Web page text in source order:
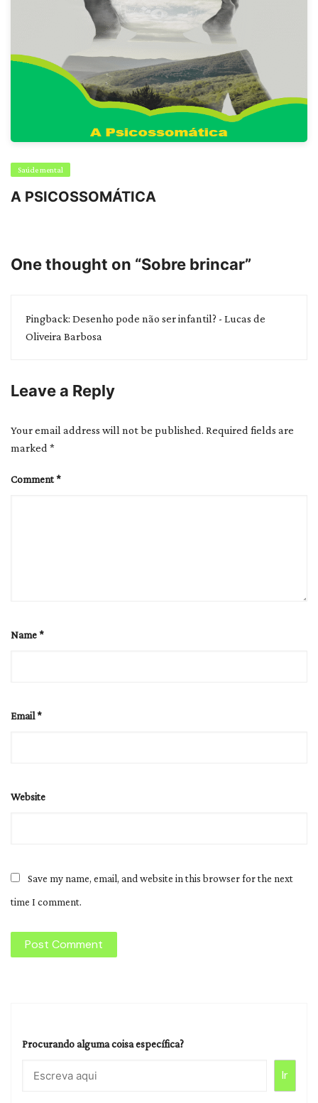
Saúde mental
A PSICOSSOMÁTICA
One thought on “Sobre brincar”
Pingback: Desenho pode não ser infantil? - Lucas de
Oliveira Barbosa
Leave a Reply
Your email address will not be published. Required fields are
marked *
Comment*
Name *
Email*
Website
Save my name, email, and website in this browser for the next
time I comment.
Procurando alguma coisa específica?
Ir